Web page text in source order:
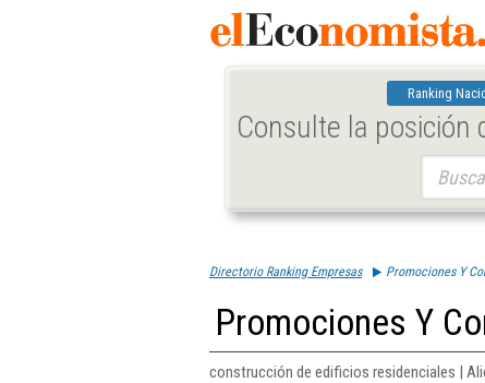
Ranking
Consulte la posición
Directorio Ranking Empresas Promociones Y
Promociones Y
construcción de edificios residenciales |